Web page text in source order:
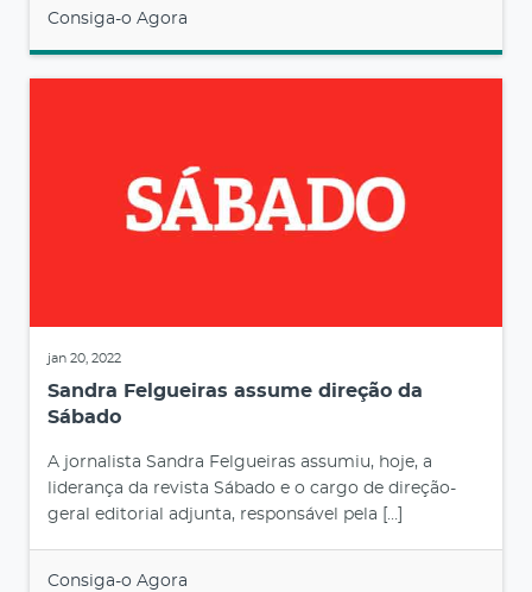
Consiga-o Agora
jan 20, 2022
Sandra Felgueiras assume direção da
Sábado
A jornalista Sandra Felgueiras assumiu, hoje, a
liderança da revista Sábado e o cargo de direção-
geral editorial adjunta, responsável pela […]
Consiga-o Agora